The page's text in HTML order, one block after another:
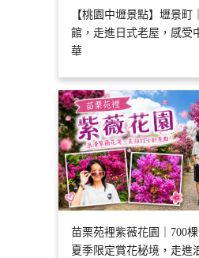
【桃園中壢景點】壢景町
館，走進日式老屋，感受
華
苗栗苑裡紫薇花園｜700棵
夏季限定賞花秘境，走進